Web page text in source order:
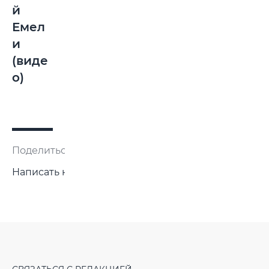
й
Емел
и
(виде
о)
Поделиться:
Написать нам